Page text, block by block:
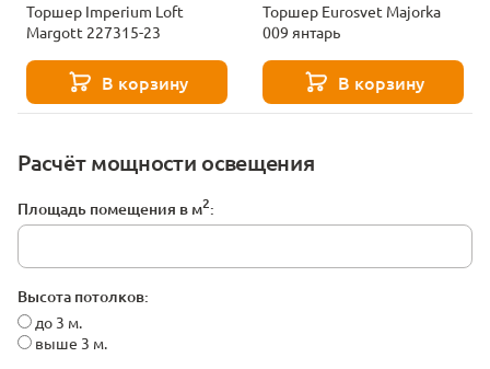
Расчёт мощности освещения
Площадь помещения в м2:
Высота потолков:
до 3 м.
выше 3 м.
Торшер Imperium Loft
Margott 227315-23
В корзину
Торшер Eurosvet Majorka
009 янтарь
В корзину